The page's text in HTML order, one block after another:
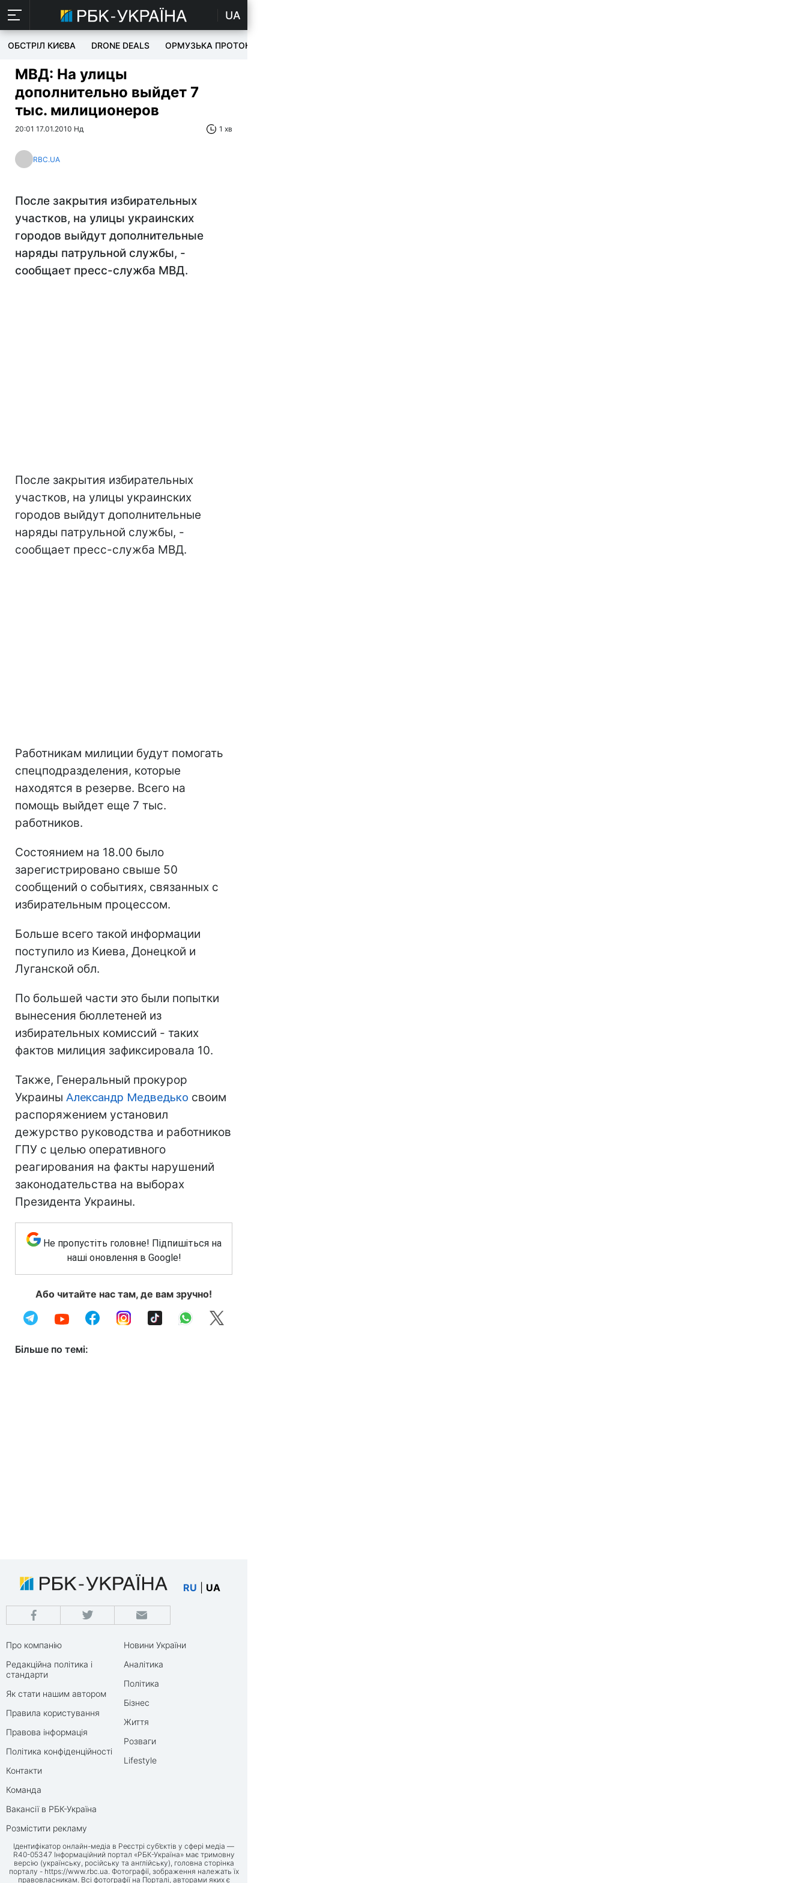
UA
ОБСТРІЛ КИЄВА DRONE DEALS ОРМУЗЬКА ПРОТОКА
МВД: На улицы
дополнительно выйдет 7
тыс. милиционеров
20:01 17.01.2010 Нд 1 хв
RBC.UA
После закрытия избирательных
участков, на улицы украинских
городов выйдут дополнительные
наряды патрульной службы, -
сообщает пресс-служба МВД.
После закрытия избирательных
участков, на улицы украинских
городов выйдут дополнительные
наряды патрульной службы, -
сообщает пресс-служба МВД.
Работникам милиции будут помогать
спецподразделения, которые
находятся в резерве. Всего на
помощь выйдет еще 7 тыс.
работников.
Состоянием на 18.00 было
зарегистрировано свыше 50
сообщений о событиях, связанных с
избирательным процессом.
Больше всего такой информации
поступило из Киева, Донецкой и
Луганской обл.
По большей части это были попытки
вынесения бюллетеней из
избирательных комиссий - таких
фактов милиция зафиксировала 10.
Также, Генеральный прокурор
Украины Александр Медведько своим
распоряжением установил
дежурство руководства и работников
ГПУ с целью оперативного
реагирования на факты нарушений
законодательства на выборах
Президента Украины.
Не пропустіть головне! Підпишіться на
наші оновлення в Google!
Або читайте нас там, де вам зручно!
Більше по темі:
RU UA
Про компанію
Редакційна політика і
стандарти
Як стати нашим автором
Правила користування
Правова інформація
Політика конфіденційності
Контакти
Команда
Вакансії в РБК-Україна
Розмістити рекламу
Новини України
Аналітика
Політика
Бізнес
Життя
Розваги
Lifestyle
Ідентифікатор онлайн-медіа в Реєстрі суб’єктів у сфері медіа —
R40-05347 Інформаційний портал «РБК-Україна» має тримовну
версію (українську, російську та англійську), головна сторінка
порталу - https://www.rbc.ua. Фотографії, зображення належать їх
правовласникам. Всі фотографії на Порталі, авторами яких є